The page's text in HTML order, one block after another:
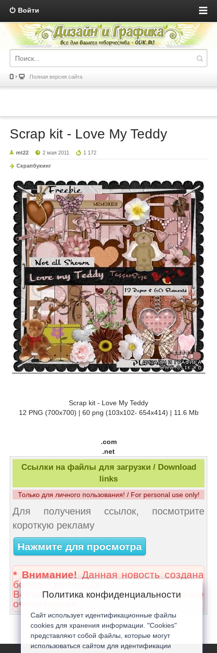
Войти
Полная версия сайта
Scrap kit - Love My Teddy
mt22 2 мая 2011 1 172
Скрапбукинг
Scrap kit - Love My Teddy
12 PNG (700x700) | 60 png (103x102- 654x414) | 11.6 Mb
.com
.net
Ссылки на файлы для загрузки / Download
links
Только для личного пользования! / For personal use only!
Для получения ссылок, посмотрите
короткую рекламу
Нажмите для просмотра
* Внимание! Данная новость создана
более 2 лет назад.
Вероятность что ссылки рабочие
очень низкая.
Политика конфиденциальности
Сайт использует идентификационные файлы
cookies для хранения информации. "Cookies"
представляют собой файлы, которые могут
использоваться сайтом для идентификации